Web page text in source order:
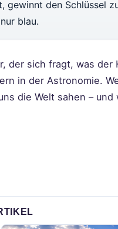
gewinnt den Schlüssel
blau.
der sich fragt, was
in der Astronomie.
die Welt sahen –